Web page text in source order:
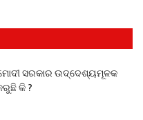
ସରକାର ଉଦ୍ଦେଶ୍ୟମୂଳକ
କି ?